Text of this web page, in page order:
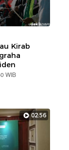
Kirab
WIB
02:56